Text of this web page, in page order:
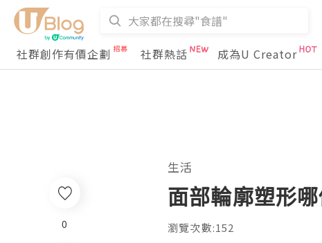
社群創作有價企劃 社群熱話 成為U Creator
生活
面部輪廓塑形
瀏覽次數:152
0